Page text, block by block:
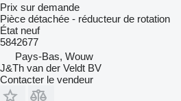
Prix sur demande
Pièce détachée - réducteur de rotation
État neuf
5842677
Pays-Bas, Wouw
J&Th van der Veldt BV
Contacter le vendeur